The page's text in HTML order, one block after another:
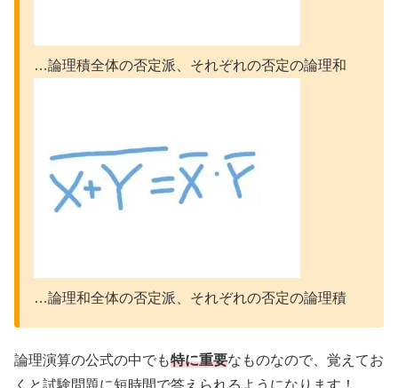
…論理積全体の否定派、それぞれの否定の論理和
…論理和全体の否定派、それぞれの否定の論理積
論理演算の公式の中でも特に重要なものなので、覚えてお
くと試験問題に短時間で答えられるようになります！